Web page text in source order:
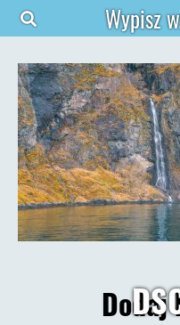
Wypisz
Dodaj